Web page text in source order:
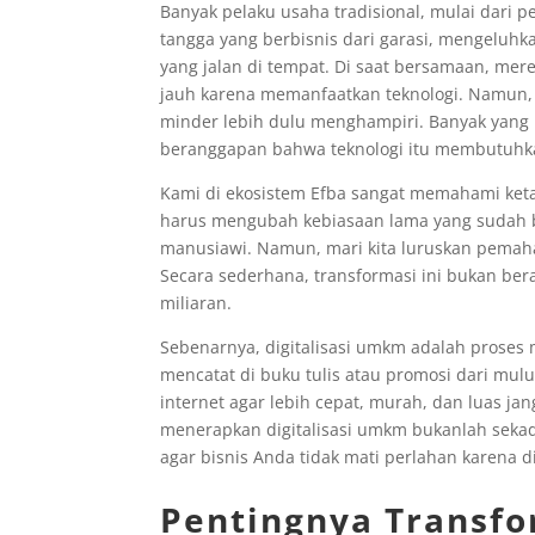
Banyak pelaku usaha tradisional, mulai dari
tangga yang berbisnis dari garasi,
yang jalan di tempat. Di saat bersamaan,
jauh karena memanfaatkan teknologi.
minder lebih dulu menghampiri. Banyak yang
beranggapan bahwa teknologi itu
Kami di ekosistem Efba sangat memahami
harus mengubah kebiasaan lama yang
manusiawi. Namun, mari kita luruskan
Secara sederhana, transformasi ini bukan
miliaran.
Sebenarnya, digitalisasi umkm adalah
mencatat di buku tulis atau promosi dari
internet agar lebih cepat, murah, dan luas
menerapkan digitalisasi umkm bukanlah
agar bisnis Anda tidak mati perlahan karena
Pentingnya